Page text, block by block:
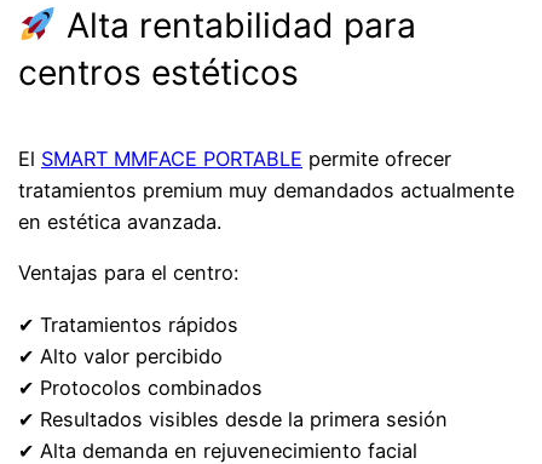
Alta rentabilidad para
centros estéticos
El SMART MMFACE PORTABLE permite ofrecer
tratamientos premium muy demandados actualmente
en estética avanzada.
Ventajas para el centro:
✔ Tratamientos rápidos
✔ Alto valor percibido
✔ Protocolos combinados
✔ Resultados visibles desde la primera sesión
✔ Alta demanda en rejuvenecimiento facial